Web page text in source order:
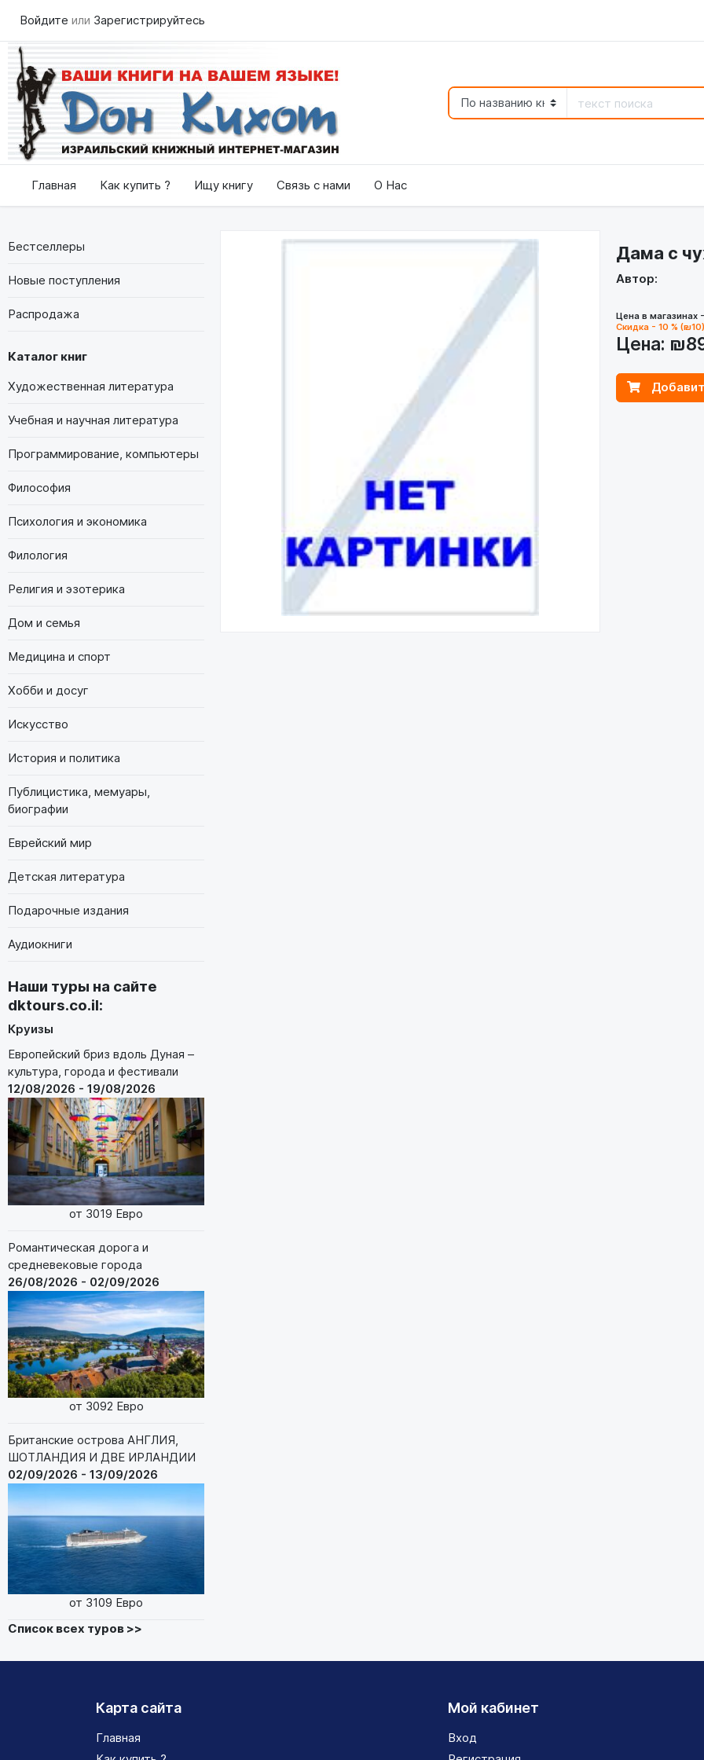
Войдите или Зарегистрируйтесь
Главная Как купить ? Ищу книгу Связь с нами О Нас
Бестселлеры
Новые поступления
Распродажа
Каталог книг
Художественная литература
Учебная и научная литература
Программирование, компьютеры
Философия
Психология и экономика
Филология
Религия и эзотерика
Дом и семья
Медицина и спорт
Хобби и досуг
Искусство
История и политика
Публицистика, мемуары,
биографии
Еврейский мир
Детская литература
Подарочные издания
Аудиокниги
Наши туры на сайте
dktours.co.il:
Круизы
Европейский бриз вдоль Дуная –
культура, города и фестивали
12/08/2026 - 19/08/2026
от 3019 Евро
Романтическая дорога и
средневековые города
26/08/2026 - 02/09/2026
от 3092 Евро
Британские острова АНГЛИЯ,
ШОТЛАНДИЯ И ДВЕ ИРЛАНДИИ
02/09/2026 - 13/09/2026
от 3109 Евро
Список всех туров >>
Дама с
Автор:
Цена в магазинах
Скидка - 10 % (₪10)
Цена:
Карта сайта
Главная
Мой кабинет
Вход